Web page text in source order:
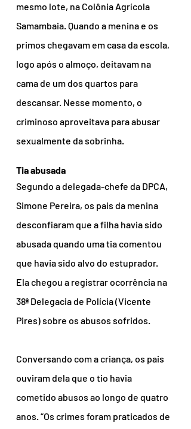
mesmo lote, na Colônia Agrícola
Samambaia. Quando a menina e os
primos chegavam em casa da escola,
logo após o almoço, deitavam na
cama de um dos quartos para
descansar. Nesse momento, o
criminoso aproveitava para abusar
sexualmente da sobrinha.
Tia abusada
Segundo a delegada-chefe da DPCA,
Simone Pereira, os pais da menina
desconfiaram que a filha havia sido
abusada quando uma tia comentou
que havia sido alvo do estuprador.
Ela chegou a registrar ocorrência na
38ª Delegacia de Polícia (Vicente
Pires) sobre os abusos sofridos.
Conversando com a criança, os pais
ouviram dela que o tio havia
cometido abusos ao longo de quatro
anos. “Os crimes foram praticados de